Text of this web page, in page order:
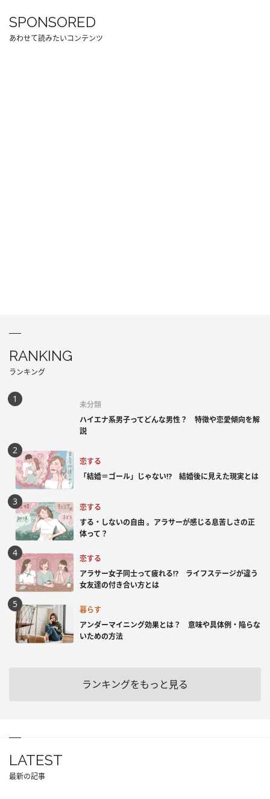
SPONSORED
あわせて読みたいコンテンツ
RANKING
ランキング
未分類
ハイエナ系男子ってどんな男性？ 特徴や恋愛傾向を解
説
恋する
「結婚＝ゴール」じゃない⁉ 結婚後に見えた現実とは
恋する
する・しないの自由 。アラサーが感じる息苦しさの正
体って？
恋する
アラサー女子同士って疲れる⁉ ライフステージが違う
女友達の付き合い方とは
暮らす
アンダーマイニング効果とは？ 意味や具体例・陥らな
いための方法
ランキングをもっと見る
LATEST
最新の記事